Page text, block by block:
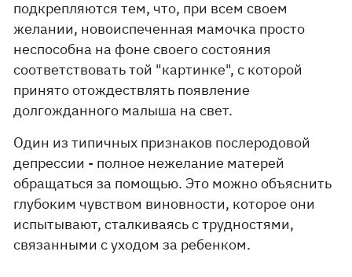
подкрепляются тем, что, при всем своем
желании, новоиспеченная мамочка просто
неспособна на фоне своего состояния
соответствовать той "картинке", с которой
принято отождествлять появление
долгожданного малыша на свет.
Один из типичных признаков послеродовой
депрессии - полное нежелание матерей
обращаться за помощью. Это можно объяснить
глубоким чувством виновности, которое они
испытывают, сталкиваясь с трудностями,
связанными с уходом за ребенком.